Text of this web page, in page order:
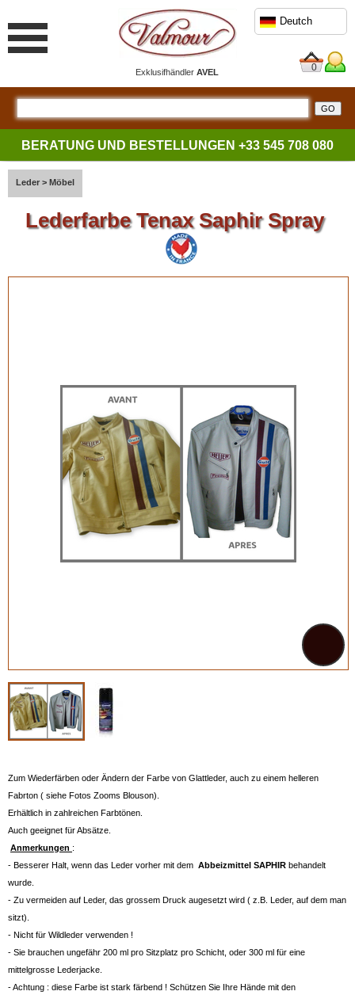
ExklusifhändlerAVEL
Deutch
0
BERATUNG UND BESTELLUNGEN +33 545 708 080
Leder > Möbel
Lederfarbe Tenax Saphir Spray
Zum Wiederfärben oder Ändern der Farbe von Glattleder, auch zu einem helleren
Fabrton ( siehe Fotos Zooms Blouson).
Erhältlich in zahlreichen Farbtönen.
Auch geeignet für Absätze.
Anmerkungen :
- Besserer Halt, wenn das Leder vorher mit dem Abbeizmittel SAPHIR behandelt
wurde.
- Zu vermeiden auf Leder, das grossem Druck augesetzt wird ( z.B. Leder, auf dem man
sitzt).
- Nicht für Wildleder verwenden !
- Sie brauchen ungefähr 200 ml pro Sitzplatz pro Schicht, oder 300 ml für eine
mittelgrosse Lederjacke.
- Achtung : diese Farbe ist stark färbend ! Schützen Sie Ihre Hände mit den